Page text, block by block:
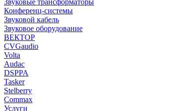
Звуковые трансформаторы
Конференц-системы
Звуковой кабель
Звуковое оборудование
ВЕКТОР
CVGaudio
Volta
Audac
DSPPA
Tasker
Stelberry
Commax
Услуги